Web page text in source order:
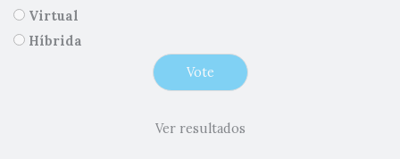
Virtual
Híbrida
Ver resultados